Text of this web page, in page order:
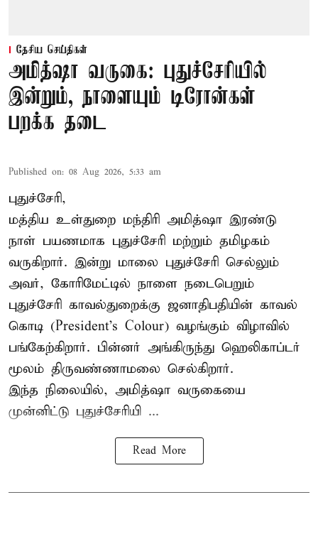
தேசிய செய்திகள்
அமித்ஷா வருகை: புதுச்சேரியில்
இன்றும், நாளையும் டிரோன்கள்
பறக்க தடை
Published on: 08 Aug 2026, 5:33 am
புதுச்சேரி,
மத்திய உள்துறை மந்திரி அமித்ஷா இரண்டு
நாள் பயணமாக புதுச்சேரி மற்றும் தமிழகம்
வருகிறார். இன்று மாலை புதுச்சேரி செல்லும்
அவர், கோரிமேட்டில் நாளை நடைபெறும்
புதுச்சேரி காவல்துறைக்கு ஜனாதிபதியின் காவல்
கொடி (President's Colour) வழங்கும் விழாவில்
பங்கேற்கிறார். பின்னர் அங்கிருந்து ஹெலிகாப்டர்
மூலம் திருவண்ணாமலை செல்கிறார்.
இந்த நிலையில், அமித்ஷா வருகையை
முன்னிட்டு புதுச்சேரியி ...
Read More